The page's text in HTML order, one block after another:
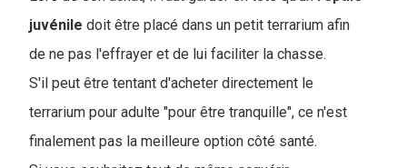
juvénile doit être placé dans un petit terrarium afin
de ne pas l'effrayer et de lui faciliter la chasse.
S'il peut être tentant d'acheter directement le
terrarium pour adulte "pour être tranquille", ce n'est
finalement pas la meilleure option côté santé.